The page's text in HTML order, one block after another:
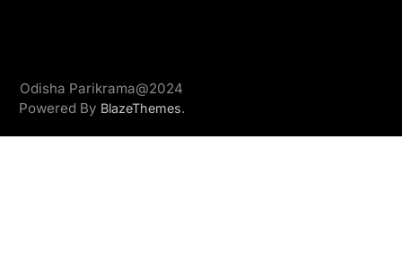
Odisha Parikrama@2024
Powered By BlazeThemes.